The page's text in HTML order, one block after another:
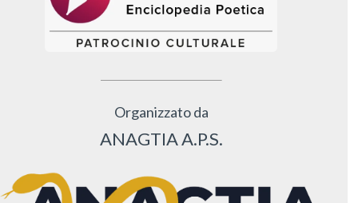
Organizzato da
ANAGTIA A.P.S.